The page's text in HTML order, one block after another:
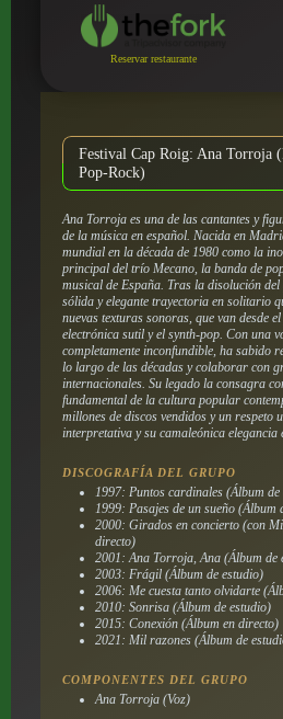
Reservar restaurante
Festival Cap Roig: Ana Torroja
Pop-Rock)
Ana Torroja es una de las cantantes y
de la música en español. Nacida en
mundial en la década de 1980 como la
principal del trío Mecano, la banda de
musical de España. Tras la disolución
sólida y elegante trayectoria en solitario
nuevas texturas sonoras, que van desde
electrónica sutil y el synth-pop. Con una
completamente inconfundible, ha sabido
lo largo de las décadas y colaborar con
internacionales. Su legado la consagra
fundamental de la cultura popular
millones de discos vendidos y un respeto
interpretativa y su camaleónica elegancia
DISCOGRAFÍA DEL GRUPO
1997: Puntos cardinales (Álbum de
1999: Pasajes de un sueño (Álbum
2000: Girados en concierto (con
directo)
2001: Ana Torroja, Ana (Álbum de
2003: Frágil (Álbum de estudio)
2006: Me cuesta tanto olvidarte
2010: Sonrisa (Álbum de estudio)
2015: Conexión (Álbum en directo)
2021: Mil razones (Álbum de
COMPONENTES DEL GRUPO
Ana Torroja (Voz)